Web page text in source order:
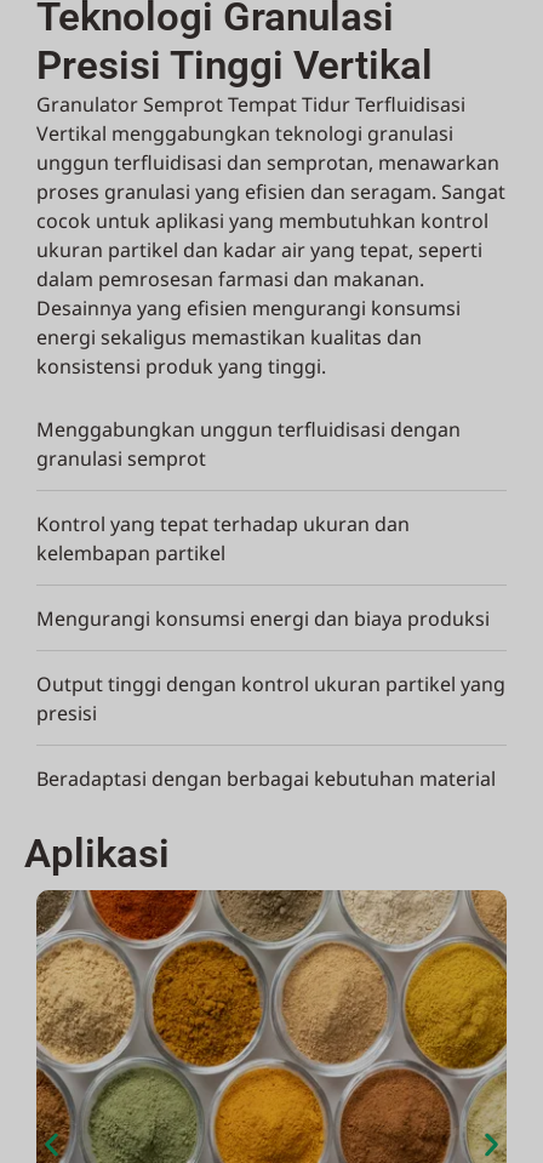
Teknologi Granulasi
Presisi Tinggi Vertikal
Granulator Semprot Tempat Tidur Terfluidisasi
Vertikal menggabungkan teknologi granulasi
unggun terfluidisasi dan semprotan, menawarkan
proses granulasi yang efisien dan seragam. Sangat
cocok untuk aplikasi yang membutuhkan kontrol
ukuran partikel dan kadar air yang tepat, seperti
dalam pemrosesan farmasi dan makanan.
Desainnya yang efisien mengurangi konsumsi
energi sekaligus memastikan kualitas dan
konsistensi produk yang tinggi.
Menggabungkan unggun terfluidisasi dengan
granulasi semprot
Kontrol yang tepat terhadap ukuran dan
kelembapan partikel
Mengurangi konsumsi energi dan biaya produksi
Output tinggi dengan kontrol ukuran partikel yang
presisi
Beradaptasi dengan berbagai kebutuhan material
Aplikasi